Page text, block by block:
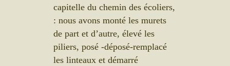
capitelle du chemin des écoliers,
: nous avons monté les murets
de part et d’autre, élevé les
piliers, posé -déposé-remplacé
les linteaux et démarré